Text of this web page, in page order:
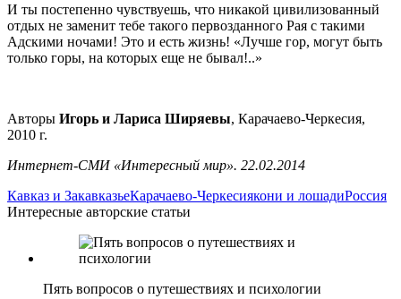
И ты постепенно чувствуешь, что никакой цивилизованный
отдых не заменит тебе такого первозданного Рая с такими
Адскими ночами! Это и есть жизнь! «Лучше гор, могут быть
только горы, на которых еще не бывал!..»
Авторы Игорь и Лариса Ширяевы, Карачаево-Черкесия,
2010 г.
Интернет-СМИ «Интересный мир». 22.02.2014
Кавказ и ЗакавказьеКарачаево-Черкесиякони и лошадиРоссия
Интересные авторские статьи
Пять вопросов о путешествиях и психологии